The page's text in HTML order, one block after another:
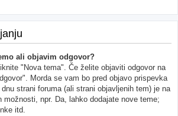
ali objavim odgovor?
"Nova tema". Če želite objaviti odgovor na
Morda se vam bo pred objavo prispevka
strani foruma (ali strani objavljenih tem) je na
možnosti, npr. Da, lahko dodajate nove teme;
itd.